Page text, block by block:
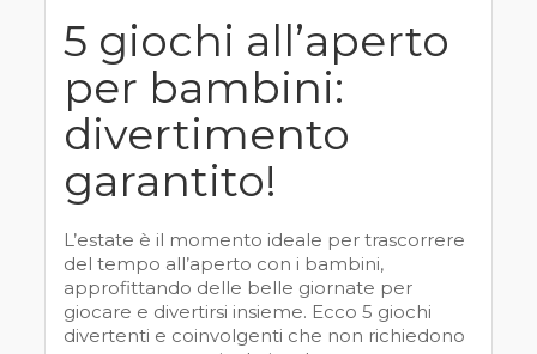
5 giochi all’aperto
per bambini:
divertimento
garantito!
L’estate è il momento ideale per trascorrere
del tempo all’aperto con i bambini,
approfittando delle belle giornate per
giocare e divertirsi insieme. Ecco 5 giochi
divertenti e coinvolgenti che non richiedono